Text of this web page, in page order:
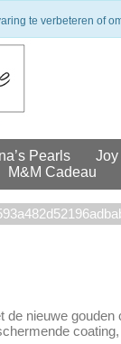
Pearls
M&M Cadeau
de nieuwe
te verbeteren of